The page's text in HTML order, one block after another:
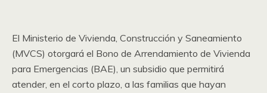
El Ministerio de Vivienda, Construcción y Saneamiento
(MVCS) otorgará el Bono de Arrendamiento de Vivienda
para Emergencias (BAE), un subsidio que permitirá
atender, en el corto plazo, a las familias que hayan